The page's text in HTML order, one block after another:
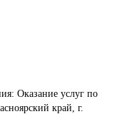
Оказание услуг по
край, г.